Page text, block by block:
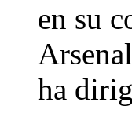
en su
ha